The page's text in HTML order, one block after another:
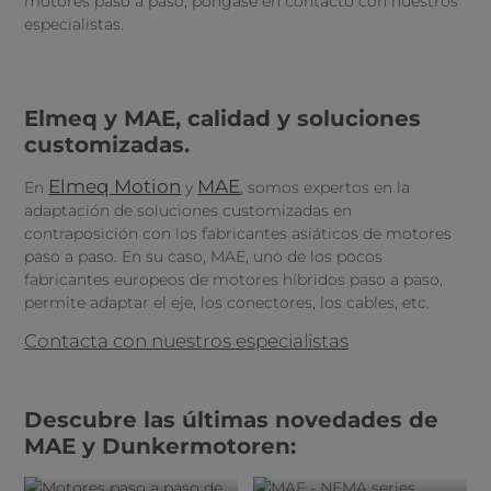
especialistas.
Elmeq y MAE, calidad y soluciones
customizadas.
En Elmeq Motion y MAE, somos expertos en la
adaptación de soluciones customizadas en
contraposición con los fabricantes asiáticos de motores
paso a paso. En su caso, MAE, uno de los pocos
fabricantes europeos de motores híbridos paso a paso,
permite adaptar el eje, los conectores, los cables, etc.
Contacta con nuestros especialistas
Descubre las últimas novedades de
MAE y Dunkermotoren: